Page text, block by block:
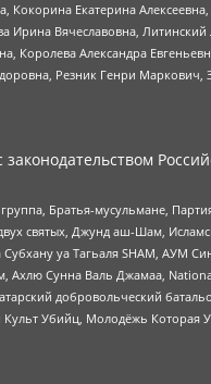
Кокорина Екатерина
Ирина Вячеславовна,
Королева Александра
Резник Генри Маркович,
Братья-мусульмане,
святых, Джунд аш-Шам,
уа Тагьаля SHAM, АУМ
Ахлю Сунна Валь Джамаа,
добровольческий
Убийц, Молодёжь Которая